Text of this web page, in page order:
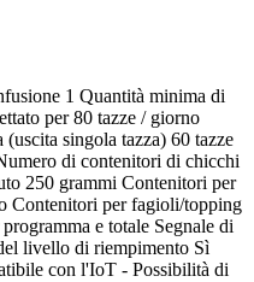
1 Quantità minima di
per 80 tazze / giorno
singola tazza) 60 tazze
di contenitori di chicchi
250 grammi Contenitori per
Contenitori per fagioli/topping
e totale Segnale di
livello di riempimento Sì
con l'IoT - Possibilità di